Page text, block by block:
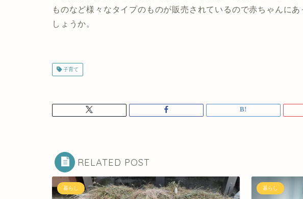
ものなど様々なタイプのものが販売されているので赤ちゃんに
しょうか。
子育て
RELATED POST
暮らし 暮らし